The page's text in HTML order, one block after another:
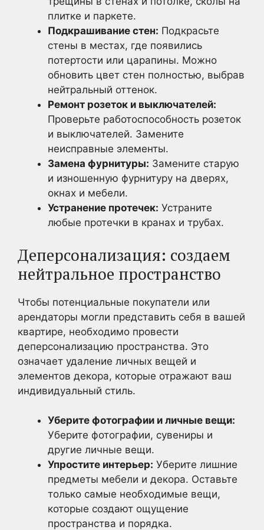
плитке и паркете.
Подкрашивание стен: Подкрасьте
стены в местах, где появились
потертости или царапины. Можно
обновить цвет стен полностью, выбрав
нейтральный оттенок.
Ремонт розеток и выключателей:
Проверьте работоспособность розеток
и выключателей. Замените
неисправные элементы.
Замена фурнитуры: Замените старую
и изношенную фурнитуру на дверях,
окнах и мебели.
Устранение протечек: Устраните
любые протечки в кранах и трубах.
Деперсонализация: создаем
нейтральное пространство
Чтобы потенциальные покупатели или
арендаторы могли представить себя в вашей
квартире, необходимо провести
деперсонализацию пространства. Это
означает удаление личных вещей и
элементов декора, которые отражают ваш
индивидуальный стиль.
Уберите фотографии и личные вещи:
Уберите фотографии, сувениры и
другие личные вещи.
Упростите интерьер: Уберите лишние
предметы мебели и декора. Оставьте
только самые необходимые вещи,
которые создают ощущение
пространства и порядка.